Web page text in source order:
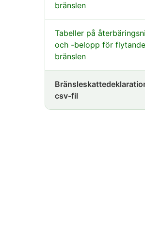
bränslen
Tabeller på
och -belopp för flytande
bränslen
csv-fil